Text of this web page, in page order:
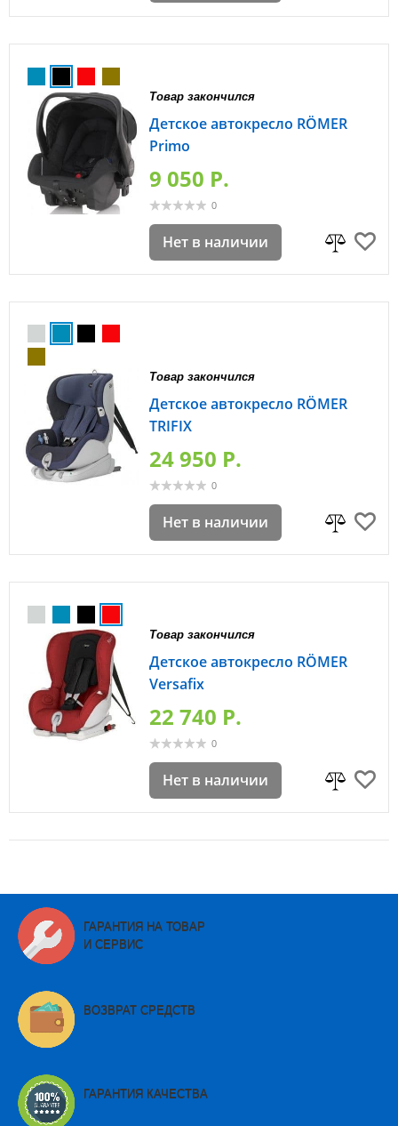
Товар закончился
Детское автокресло RÖMER
Primo
9 050 P.
0
Нет в наличии
Товар закончился
Детское автокресло RÖMER
TRIFIX
24 950 P.
0
Нет в наличии
Товар закончился
Детское автокресло RÖMER
Versafix
22 740 P.
0
Нет в наличии
ГАРАНТИЯ НА ТОВАР
И СЕРВИС
ВОЗВРАТ СРЕДСТВ
ГАРАНТИЯ КАЧЕСТВА